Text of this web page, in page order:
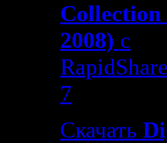
Collection
2008) с
7
Скачать